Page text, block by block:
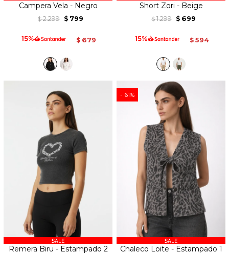
Campera Vela - Negro
$ 2.299 $ 799
$ 679
Short Zori - Beige
$ 1.299 $ 699
$ 594
Remera Biru - Estampado 2
61
Chaleco Loite - Estampado 1